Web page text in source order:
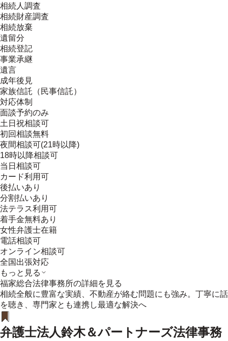
相続人調査
相続財産調査
相続放棄
遺留分
相続登記
事業承継
遺言
成年後見
家族信託（民事信託）
対応体制
面談予約のみ
土日祝相談可
初回相談無料
夜間相談可(21時以降)
18時以降相談可
当日相談可
カード利用可
後払いあり
分割払いあり
法テラス利用可
着手金無料あり
女性弁護士在籍
電話相談可
オンライン相談可
全国出張対応
もっと見る
福家総合法律事務所の詳細を見る
相続全般に豊富な実績、不動産が絡む問題にも強み。丁寧に話
を聴き、専門家とも連携し最適な解決へ
弁護士法人鈴木＆パートナーズ法律事務